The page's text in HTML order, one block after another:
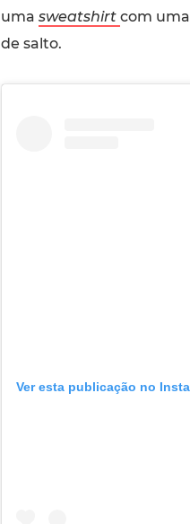
uma sweatshirt com
de salto.
Ver esta publicação no